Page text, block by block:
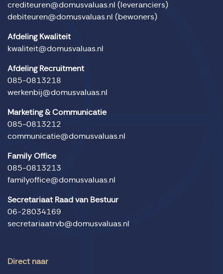
crediteuren@domusvaluas.nl (leveranciers)
debiteuren@domusvaluas.nl (bewoners)
Afdeling Kwaliteit
kwaliteit@domusvaluas.nl
Afdeling Recruitment
085-0813218
werkenbij@domusvaluas.nl
Marketing & Communicatie
085-0813212
communicatie@domusvaluas.nl
Family Office
085-0813213
familyoffice@domusvaluas.nl
Secretariaat Raad van Bestuur
06-28034169
secretariaatrvb@domusvaluas.nl
Direct naar